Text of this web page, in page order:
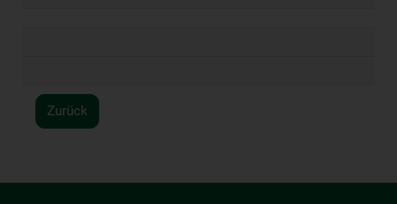
Zurück